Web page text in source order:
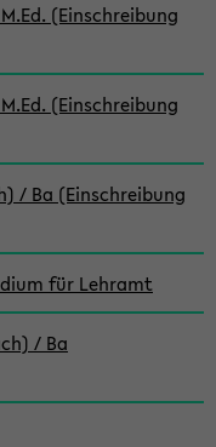
(Einschreibung
(Einschreibung
/ Ba (Einschreibung
für Lehramt
/ Ba